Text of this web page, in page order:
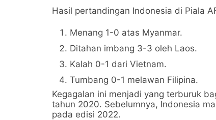
Hasil pertandingan Indonesia di Piala
Menang 1-0 atas Myanmar.
Ditahan imbang 3-3 oleh Laos.
Kalah 0-1 dari Vietnam.
Tumbang 0-1 melawan Filipina.
Kegagalan ini menjadi yang terburuk
tahun 2020. Sebelumnya, Indonesia
pada edisi 2022.